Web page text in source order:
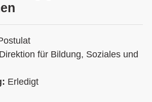
Direktion für Bildung, Soziales und
Erledigt